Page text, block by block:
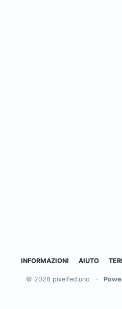
INFORMAZIONI AIUTO
© 2026 pixelfed.uno ·